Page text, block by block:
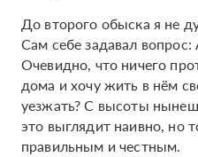
До второго обыска я не
Сам себе задавал вопрос:
Очевидно, что ничего
дома и хочу жить в нём
уезжать? С высоты
это выглядит наивно, но
правильным и честным.